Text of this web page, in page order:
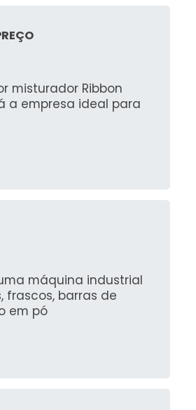
misturador Ribbon
a empresa ideal para
máquina industrial
frascos, barras de
em pó